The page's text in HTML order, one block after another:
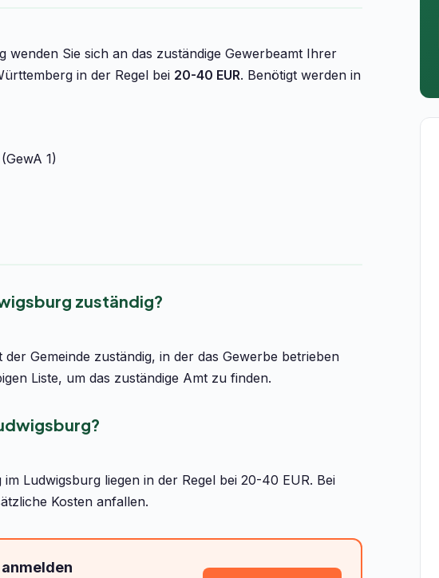
wenden Sie sich an das zuständige Gewerbeamt Ihrer
in der Regel bei 20-40 EUR. Benötigt werden in
1)
zuständig?
Gemeinde zuständig, in der das Gewerbe betrieben
Liste, um das zuständige Amt zu finden.
Ludwigsburg liegen in der Regel bei 20-40 EUR. Bei
Kosten anfallen.